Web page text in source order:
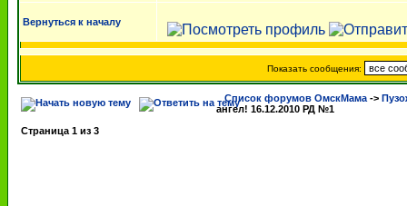
Вернуться к началу
Показать сообщения:
Список форумов ОмскМама ->
ангел! 16.12.2010 РД №1
Страница 1 из 3